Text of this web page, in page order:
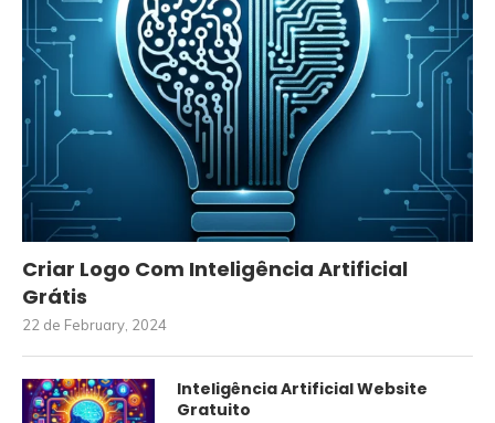
Criar Logo Com Inteligência Artificial
Grátis
22 de February, 2024
Inteligência Artificial Website
Gratuito